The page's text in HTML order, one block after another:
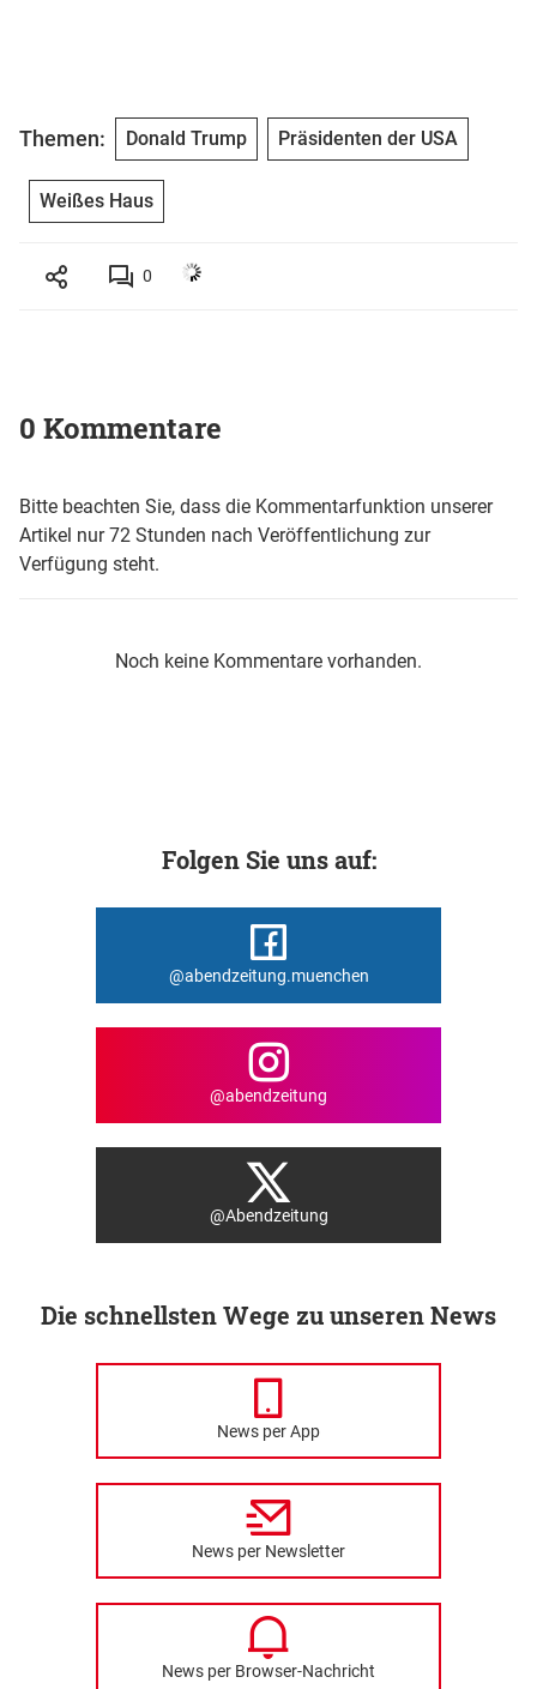
Themen: Donald Trump Präsidenten der USA
Weißes Haus
0
0 Kommentare
Bitte beachten Sie, dass die Kommentarfunktion unserer
Artikel nur 72 Stunden nach Veröffentlichung zur
Verfügung steht.
Noch keine Kommentare vorhanden.
Folgen Sie uns auf:
@abendzeitung.muenchen
@abendzeitung
@Abendzeitung
Die schnellsten Wege zu unseren News
News per App
News per Newsletter
News per Browser-Nachricht